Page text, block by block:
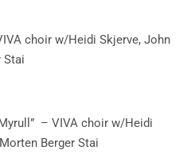
choir w/Heidi Skjerve, John
Stai
– VIVA choir w/Heidi
Berger Stai